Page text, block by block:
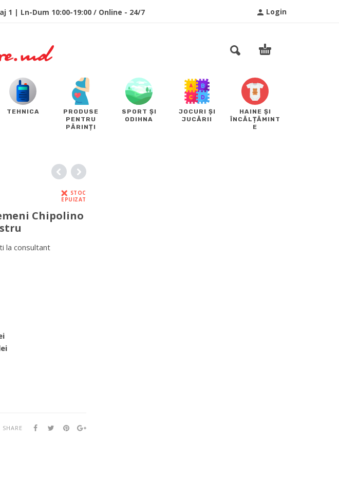
Login
1 | Ln-Dum 10:00-19:00 / Online - 24/7
TEHNICA
PRODUSE
PENTRU
PĂRINȚI
SPORT ȘI
ODIHNA
JOCURI ȘI
JUCĂRII
HAINE ȘI
ÎNCĂLȚĂMINT
E
STOC
EPUIZAT
Chipolino
la consultant
SHARE